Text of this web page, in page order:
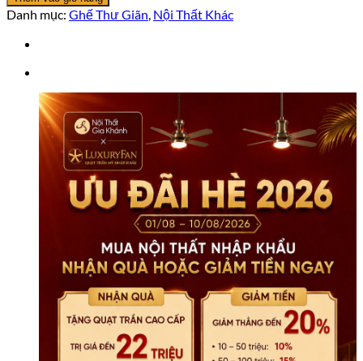
Thư
Y-
số
lượng
Danh mục: Ghế Thư Giãn, Nội Thất Khác